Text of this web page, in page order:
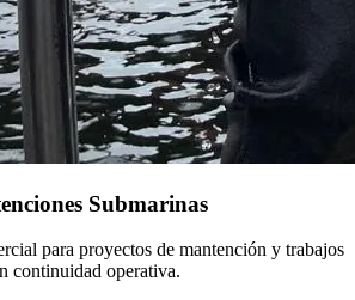
Submarinas
para proyectos de mantención y trabajos
continuidad operativa.